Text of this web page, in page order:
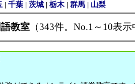
| 千葉 | 茨城 | 栃木| 群馬 | 山梨
教室（343件。No.1～10表示